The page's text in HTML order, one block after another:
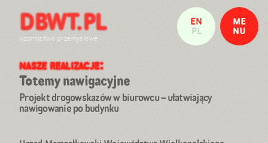
Witamy w pracowni projektowej
Nasze realizacje
Daria Burlińska
Wojtek Traczyk
Referencje: wystawy i publikacje
Kontakt
info@dbwt.pl
tel: 501 897 760
EN
PL
ME
NU
DBWT.PL
wzornictwo przemysłowe
nasze realizacje:
Totemy nawigacyjne
Projekt drogowskazów w biurowcu – ułatwiający
nawigowanie po budynku